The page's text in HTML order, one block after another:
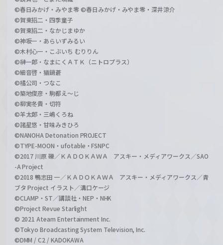
©春日みかげ・みやま零 ©春日みかげ・みやま零・深井涼介
©賀東招二・四季童子
©賀東招二・なかじまゆか
©神坂一・あらいずみるい
©木村心一・こぶいち むりりん
©榊一郎・なまにくＡＴＫ（ニトロプラス）
©細音啓・猫鍋蒼
©橘公司・つなこ
©築地俊彦・駒都え～じ
©柳実冬貴・切符
©羊太郎・三嶋くろね
©諸星悠・甘味みきひろ
©NANOHA Detonation PROJECT
©TYPE-MOON・ufotable・FSNPC
©2017 川原 礫／ＫＡＤＯＫＡＷＡ アスキー・メディアワークス／SAO
-A Project
©2018 鴨志田 一／ＫＡＤＯＫＡＷＡ アスキー・メディアワークス／青
ブタ Project イラスト／溝口ケージ
©CLAMP・ST／講談社・NEP・NHK
©Project Revue Starlight
© 2021 Ateam Entertainment Inc.
©Tokyo Broadcasting System Television, Inc.
©DMM / C2 / KADOKAWA